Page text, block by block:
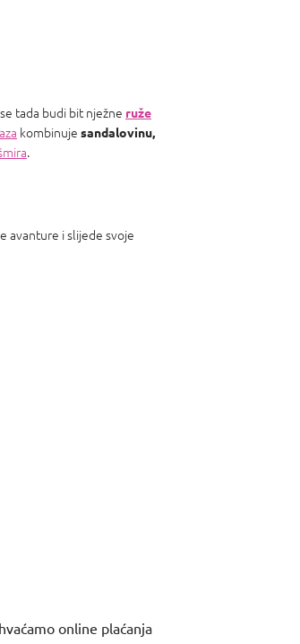
se tada budi bit nježne ruže
kombinuje sandalovinu,
.
avanture i slijede svoje
online plaćanja